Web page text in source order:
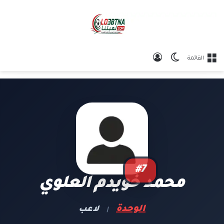
القائمة الوضع المظلم
#7
محمد خويدم العلوي
الوحدة | لاعب